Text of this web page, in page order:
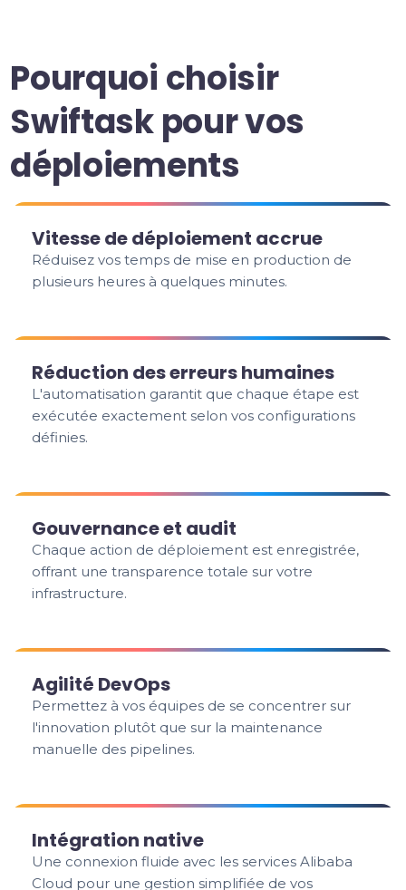
Pourquoi choisir
Swiftask pour vos
déploiements
Vitesse de déploiement accrue
Réduisez vos temps de mise en production de
plusieurs heures à quelques minutes.
Réduction des erreurs humaines
L'automatisation garantit que chaque étape est
exécutée exactement selon vos configurations
définies.
Gouvernance et audit
Chaque action de déploiement est enregistrée,
offrant une transparence totale sur votre
infrastructure.
Agilité DevOps
Permettez à vos équipes de se concentrer sur
l'innovation plutôt que sur la maintenance
manuelle des pipelines.
Intégration native
Une connexion fluide avec les services Alibaba
Cloud pour une gestion simplifiée de vos